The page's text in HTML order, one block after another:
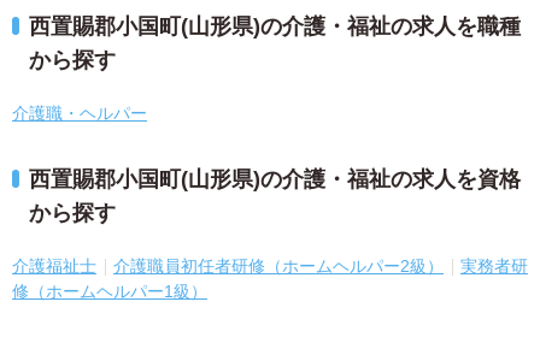
西置賜郡小国町(山形県)の介護・福祉の求人を職種
から探す
介護職・ヘルパー
西置賜郡小国町(山形県)の介護・福祉の求人を資格
から探す
介護福祉士 介護職員初任者研修（ホームヘルパー2級）
実務者研
修（ホームヘルパー1級）